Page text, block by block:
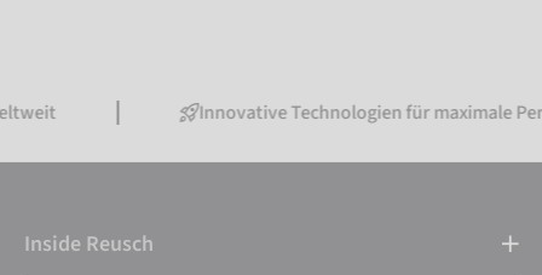
Innovative Technologien für maximale Performance
Inside Reusch